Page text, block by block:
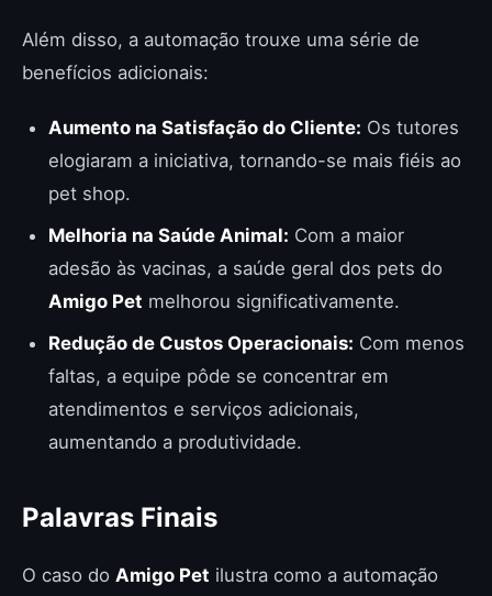
Além disso, a automação trouxe uma série de
benefícios adicionais:
Aumento na Satisfação do Cliente: Os tutores
elogiaram a iniciativa, tornando-se mais fiéis ao
pet shop.
Melhoria na Saúde Animal: Com a maior
adesão às vacinas, a saúde geral dos pets do
Amigo Pet melhorou significativamente.
Redução de Custos Operacionais: Com menos
faltas, a equipe pôde se concentrar em
atendimentos e serviços adicionais,
aumentando a produtividade.
Palavras Finais
O caso do Amigo Pet ilustra como a automação